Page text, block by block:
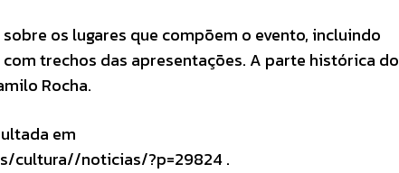
os lugares que compõem o evento, incluindo
trechos das apresentações. A parte histórica do
Rocha.
em
cultura//noticias/?p=29824 .